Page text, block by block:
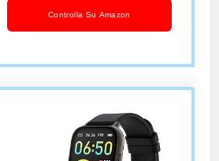
Tracker Activity
iOS
Controlla Su Amazon